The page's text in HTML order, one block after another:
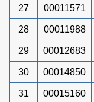
27 00011571
28 00011988
29 00012683
30 00014850
31 00015160